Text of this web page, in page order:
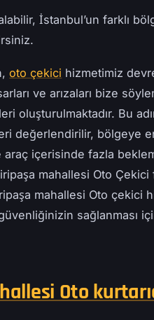
İstanbul’un farklı
oto çekici hizmetimiz
ve arızaları bize
oluşturulmaktadır. Bu
değerlendirilir, bölgeye
araç içerisinde fazla
mahallesi Oto Çekici
mahallesi Oto çekici
sağlanması
Oto